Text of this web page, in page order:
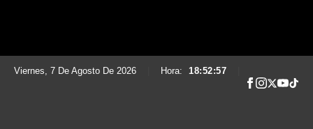
Viernes, 7 De Agosto De 2026 Hora: 18:52:58